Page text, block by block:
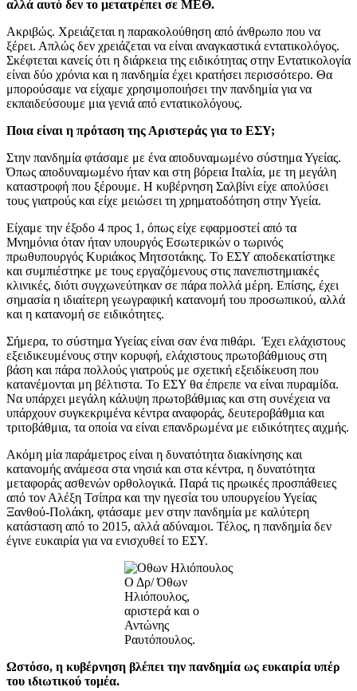
αλλά αυτό δεν το μετατρέπει σε ΜΕΘ.
Ακριβώς. Χρειάζεται η παρακολούθηση από άνθρωπο που να
ξέρει. Απλώς δεν χρειάζεται να είναι αναγκαστικά εντατικολόγος.
Σκέφτεται κανείς ότι η διάρκεια της ειδικότητας στην Εντατικολογία
είναι δύο χρόνια και η πανδημία έχει κρατήσει περισσότερο. Θα
μπορούσαμε να είχαμε χρησιμοποιήσει την πανδημία για να
εκπαιδεύσουμε μια γενιά από εντατικολόγους.
Ποια είναι η πρόταση της Αριστεράς για το ΕΣΥ;
Στην πανδημία φτάσαμε με ένα αποδυναμωμένο σύστημα Υγείας.
Όπως αποδυναμωμένο ήταν και στη βόρεια Ιταλία, με τη μεγάλη
καταστροφή που ξέρουμε. Η κυβέρνηση Σαλβίνι είχε απολύσει
τους γιατρούς και είχε μειώσει τη χρηματοδότηση στην Υγεία.
Είχαμε την έξοδο 4 προς 1, όπως είχε εφαρμοστεί από τα
Μνημόνια όταν ήταν υπουργός Εσωτερικών ο τωρινός
πρωθυπουργός Κυριάκος Μητσοτάκης. Το ΕΣΥ αποδεκατίστηκε
και συμπιέστηκε με τους εργαζόμενους στις πανεπιστημιακές
κλινικές, διότι συγχωνεύτηκαν σε πάρα πολλά μέρη. Επίσης, έχει
σημασία η ιδιαίτερη γεωγραφική κατανομή του προσωπικού, αλλά
και η κατανομή σε ειδικότητες.
Σήμερα, το σύστημα Υγείας είναι σαν ένα πιθάρι. Έχει ελάχιστους
εξειδικευμένους στην κορυφή, ελάχιστους πρωτοβάθμιους στη
βάση και πάρα πολλούς γιατρούς με σχετική εξειδίκευση που
κατανέμονται μη βέλτιστα. Το ΕΣΥ θα έπρεπε να είναι πυραμίδα.
Να υπάρχει μεγάλη κάλυψη πρωτοβάθμιας και στη συνέχεια να
υπάρχουν συγκεκριμένα κέντρα αναφοράς, δευτεροβάθμια και
τριτοβάθμια, τα οποία να είναι επανδρωμένα με ειδικότητες αιχμής.
Ακόμη μία παράμετρος είναι η δυνατότητα διακίνησης και
κατανομής ανάμεσα στα νησιά και στα κέντρα, η δυνατότητα
μεταφοράς ασθενών ορθολογικά. Παρά τις ηρωικές προσπάθειες
από τον Αλέξη Τσίπρα και την ηγεσία του υπουργείου Υγείας
Ξανθού-Πολάκη, φτάσαμε μεν στην πανδημία με καλύτερη
κατάσταση από το 2015, αλλά αδύναμοι. Τέλος, η πανδημία δεν
έγινε ευκαιρία για να ενισχυθεί το ΕΣΥ.
Ο Δρ/ Όθων
Ηλιόπουλος,
αριστερά και ο
Αντώνης
Ραυτόπουλος.
Ωστόσο, η κυβέρνηση βλέπει την πανδημία ως ευκαιρία υπέρ
του ιδιωτικού τομέα.